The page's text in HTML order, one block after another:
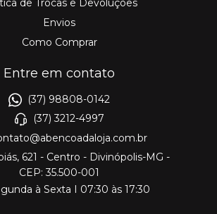
de Trocas e Devoluções
Envios
Como Comprar
Entre em contato
(37) 98808-0142
(37) 3212-4997
621 - Centro - Divinópolis-MG -
CEP: 35.500-001
à Sexta I 07:30 às 17:30